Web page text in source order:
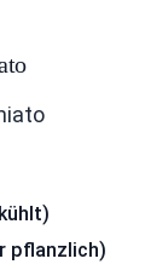
pflanzlich)